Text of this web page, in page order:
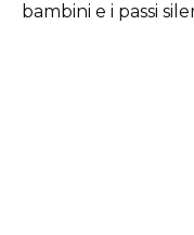
bambini e i passi